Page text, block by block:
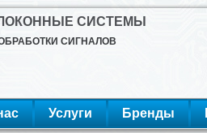
СИСТЕМЫ
СИГНАЛОВ
Услуги Бренды